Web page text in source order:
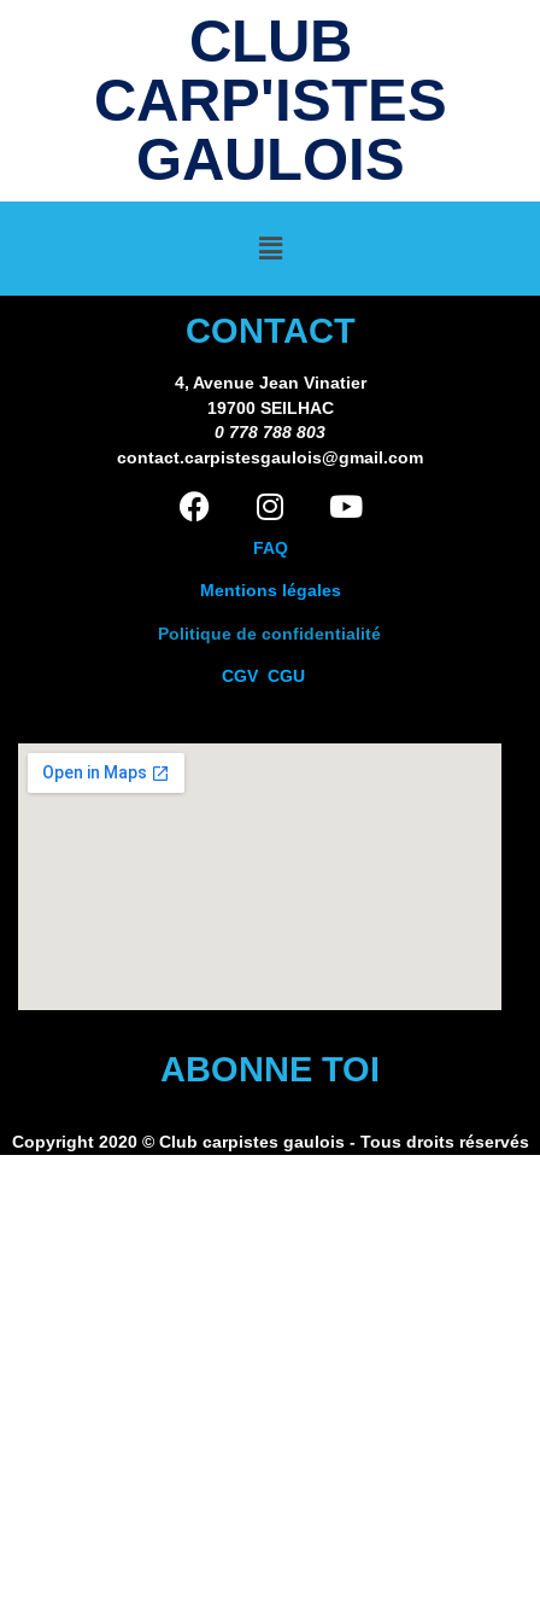
CLUB
CARP'ISTES
GAULOIS
CONTACT
4, Avenue Jean Vinatier
19700 SEILHAC
0 778 788 803
contact.carpistesgaulois@gmail.com
FAQ
Mentions légales
Politique de confidentialité
CGV CGU
ABONNE TOI
Copyright 2020 © Club carpistes gaulois - Tous droits réservés